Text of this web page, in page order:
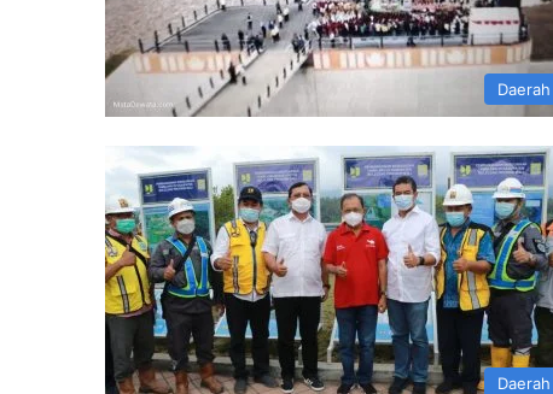
Daerah
Daerah